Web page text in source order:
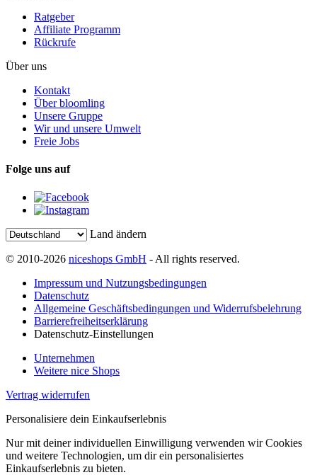
Ratgeber
Affiliate Programm
Rückrufe
Über uns
Kontakt
Über bloomling
Unsere Gruppe
Wir und unsere Umwelt
Freie Jobs
Folge uns auf
Land ändern
© 2010-2026 niceshops GmbH - All rights reserved.
Impressum und Nutzungsbedingungen
Datenschutz
Allgemeine Geschäftsbedingungen und Widerrufsbelehrung
Barrierefreiheitserklärung
Datenschutz-Einstellungen
Unternehmen
Weitere nice Shops
Vertrag widerrufen
Personalisiere dein Einkaufserlebnis
Nur mit deiner individuellen Einwilligung verwenden wir Cookies
und weitere Technologien, um dir ein personalisiertes
Einkaufserlebnis zu bieten.